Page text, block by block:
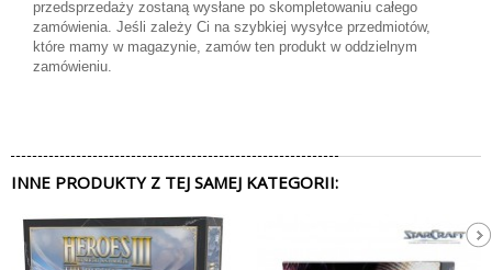
przedsprzedaży zostaną wysłane po skompletowaniu całego
zamówienia. Jeśli zależy Ci na szybkiej wysyłce przedmiotów,
które mamy w magazynie, zamów ten produkt w oddzielnym
zamówieniu.
INNE PRODUKTY Z TEJ SAMEJ KATEGORII: